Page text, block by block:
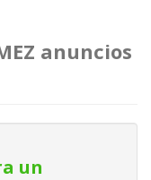
anuncios
un